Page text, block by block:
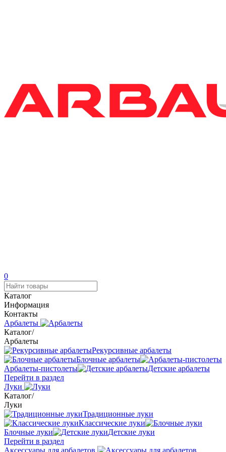
0
Каталог
Информация
Контакты
Арбалеты
Каталог/
Арбалеты
Рекурсивные арбалеты
Блочные арбалеты
Арбалеты-пистолеты
Детские арбалеты
Перейти в раздел
Луки
Каталог/
Луки
Традиционные луки
Классические луки
Блочные луки
Детские луки
Перейти в раздел
Аксессуары для арбалетов